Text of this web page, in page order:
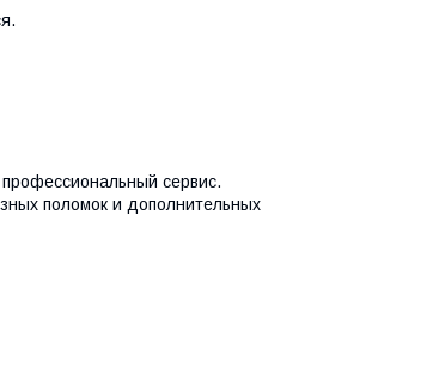
сервис.
поломок и дополнительных